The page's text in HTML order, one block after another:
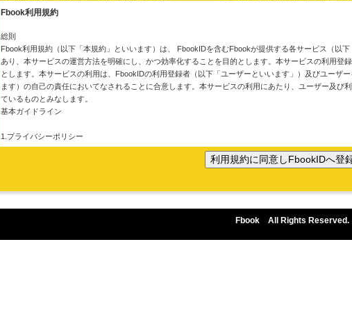
Fbook利用規約
総則
Fbook利用規約（以下「本規約」といいます）は、 FbookIDを含むFbookが提供する各サービス（以
あり、本サービスの運営方法を明確にし、かつ効率化することを目的とします。本サービスの利用登
とします。本サービスの利用は、FbookIDの利用登録者（以下「ユーザーといいます」）及びユーザ
ます）の自己の責任においてなされることに合意します。本サービスの利用にあたり、ユーザー及び
ているものとみなします。
基本ガイドライン
1.プライバシーポリシー
プライバシーの考え方は、Fbookが直接管理していない人や会社などには適用されません。
Fbook All Rights Reserved.